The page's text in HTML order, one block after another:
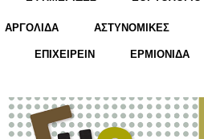
ΑΡΓΟΛΙΔΑ ΑΣΤΥΝΟΜΙΚΕΣ
ΕΠΙΧΕΙΡΕΙΝ ΕΡΜΙΟΝΙΔΑ